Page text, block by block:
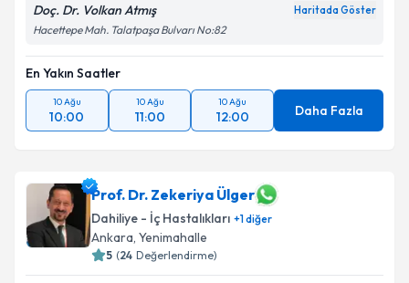
Doç. Dr. Volkan Atmış Haritada Göster
Hacettepe Mah. Talatpaşa Bulvarı No:82
En Yakın Saatler
10 Ağu
10:00
10 Ağu
11:00
10 Ağu
12:00 Daha Fazla
Prof. Dr. Zekeriya Ülger
Dahiliye - İç Hastalıkları +1diğer
Ankara, Yenimahalle
5 (24 Değerlendirme)